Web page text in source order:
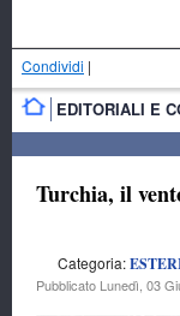
Condividi |
EDITORIALI E
Turchia, il
Categoria:
Pubblicato Lunedì, 03